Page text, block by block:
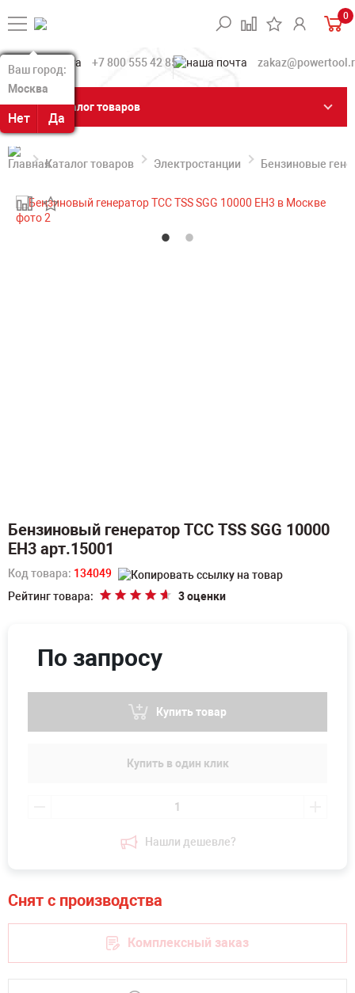
Ваш город:
Москва
Нет Да
Ваш город:
Москва
Нет Да
0
+7 800 555 42 85
Каталог товаров
Каталог товаров Электростанции Бензиновые
Бензиновый генератор ТСС TSS SGG 10000
EH3 арт.15001
Код товара: 134049
Рейтинг товара:
3 оценки
Нашли дешевле?
По запросу
Купить товар
Купить в один клик
Комплексный заказ